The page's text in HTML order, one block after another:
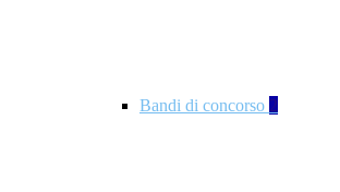
Bandi di concorso 2